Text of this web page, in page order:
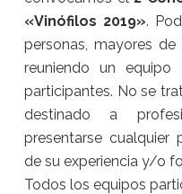
«Vinófilos 2019».
personas, mayores
reuniendo un
participantes. No se
destinado a
presentarse cualquier
de su experiencia y/o
Todos los equipos